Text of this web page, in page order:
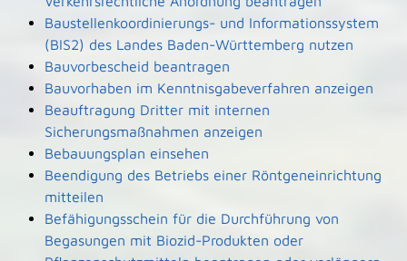
Baustellenkoordinierungs- und Informationssystem
(BIS2) des Landes Baden-Württemberg nutzen
Bauvorbescheid beantragen
Bauvorhaben im Kenntnisgabeverfahren anzeigen
Beauftragung Dritter mit internen
Sicherungsmaßnahmen anzeigen
Bebauungsplan einsehen
Beendigung des Betriebs einer Röntgeneinrichtung
mitteilen
Befähigungsschein für die Durchführung von
Begasungen mit Biozid-Produkten oder